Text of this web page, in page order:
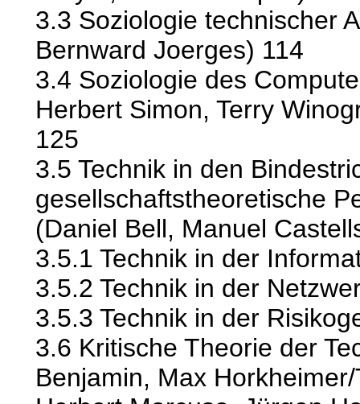
3.3 Soziologie technischer
Bernward Joerges) 114
3.4 Soziologie des
Herbert Simon, Terry
125
3.5 Technik in den
gesellschaftstheoretische
(Daniel Bell, Manuel
3.5.1 Technik in der
3.5.2 Technik in der
3.5.3 Technik in der
3.6 Kritische Theorie der
Benjamin, Max